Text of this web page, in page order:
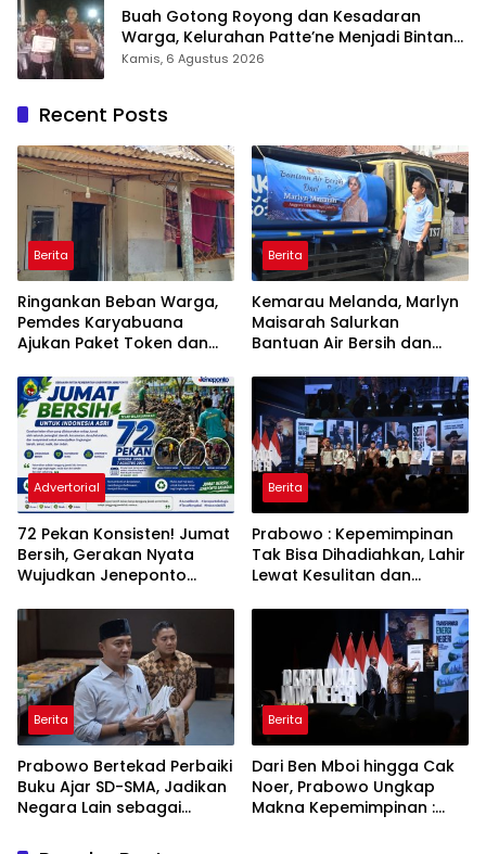
Buah Gotong Royong dan Kesadaran
Warga, Kelurahan Patte’ne Menjadi Bintang
Takalar Award 2026
Kamis, 6 Agustus 2026
Recent Posts
Berita
Ringankan Beban Warga,
Pemdes Karyabuana
Ajukan Paket Token dan
PLN
Berita
Kemarau Melanda, Marlyn
Maisarah Salurkan
Bantuan Air Bersih dan
Babakan Madang
Advertorial
72 Pekan Konsisten! Jumat
Bersih, Gerakan Nyata
Wujudkan Jeneponto
ASRI
Berita
Prabowo : Kepemimpinan
Tak Bisa Dihadiahkan, Lahir
Lewat Kesulitan dan
Berita
Prabowo Bertekad Perbaiki
Buku Ajar SD-SMA, Jadikan
Negara Lain sebagai
Berita
Dari Ben Mboi hingga Cak
Noer, Prabowo Ungkap
Makna Kepemimpinan :